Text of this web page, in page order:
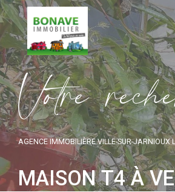
Votre reche
AGENCE IMMOBILIÈRE VILLE-SUR-JARNIOUX
MAISON T4 À